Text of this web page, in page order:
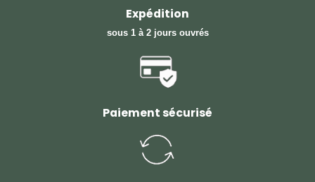
Expédition
sous 1 à 2 jours ouvrés
Paiement sécurisé